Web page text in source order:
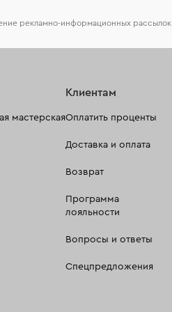
рекламно-информационных рассылок
мастерская
Клиентам
Оплатить проценты
Доставка и оплата
Возврат
Программа
лояльности
Вопросы и ответы
Спецпредложения